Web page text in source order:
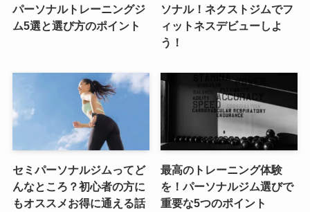
パーソナルトレーニングジ
ム5選と選び方のポイント
ソナル！ネクストジムでフ
ィットネスデビューしよ
う！
セミパーソナルジムってど
んなところ？初心者の方に
もオススメお得に通える話
最高のトレーニング体験
を！パーソナルジム選びで
重要な5つのポイント